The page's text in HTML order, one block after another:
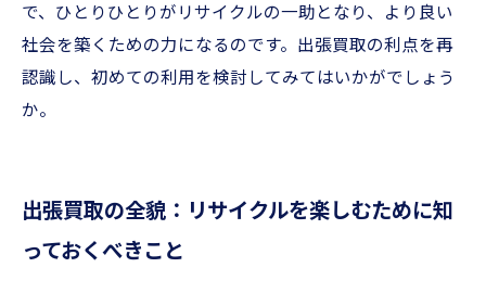
で、ひとりひとりがリサイクルの一助となり、より良い
社会を築くための力になるのです。出張買取の利点を再
認識し、初めての利用を検討してみてはいかがでしょう
か。
出張買取の全貌：リサイクルを楽しむために知
っておくべきこと